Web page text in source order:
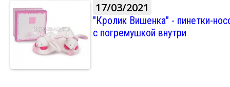
17/03/2021
"Кролик Вишенка" - пинетки-
с погремушкой внутри